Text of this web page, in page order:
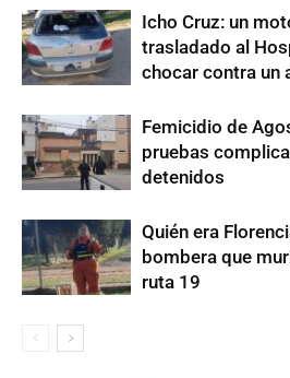
Icho Cruz: un
trasladado al
chocar contra un
Femicidio de
pruebas
detenidos
Quién era
bombera que
ruta 19